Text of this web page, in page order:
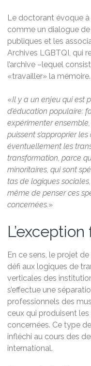
Le doctorant évoque
comme un dialogue
publiques et les
Archives LGBTQI, qui
l’archive –lequel
«travailler» la mémoire.
«Il y a un enjeu qui est
d’éducation populaire:
expérimenter
puissent s’approprier
éventuellement les
transformation, parce
minoritaires, qui sont
tas de logiques
même de penser ces
concernées.»
En ce sens, le projet
défi aux logiques de
verticales des
s’effectue une
professionnels des
ceux qui produisent
concernées. Ce type
infléchi au cours des
international.